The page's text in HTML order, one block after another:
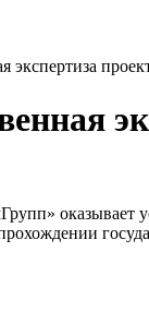
экспертиза
оказывает